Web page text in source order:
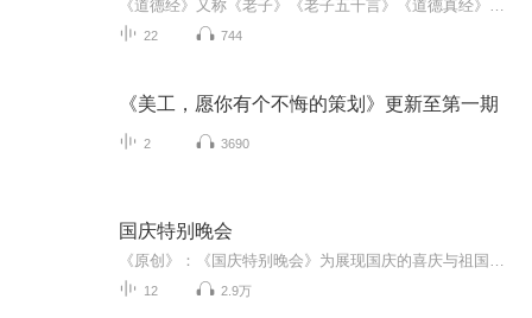
22 744
《美工，愿你有个不悔的策划》更新至第一期
2 3690
国庆特别晚会
12 2.9万